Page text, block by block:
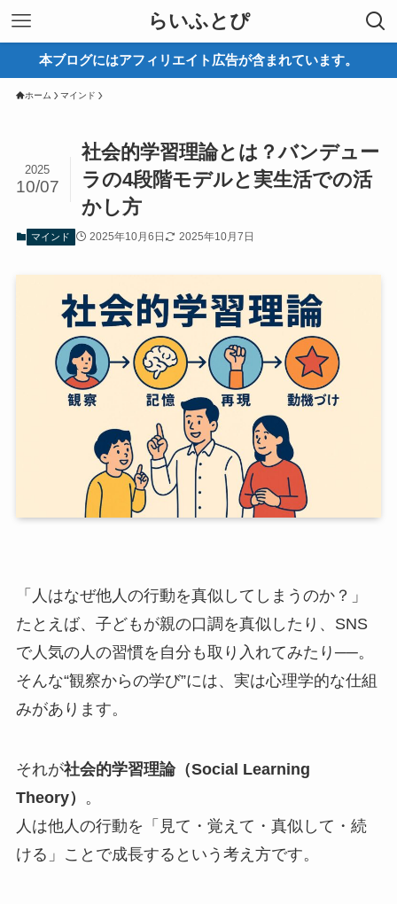
らいふとぴ
本ブログにはアフィリエイト広告が含まれています。
ホーム マインド
社会的学習理論とは？バンデュー
ラの4段階モデルと実生活での活
かし方
2025
10/07
マインド 2025年10月6日 2025年10月7日
「人はなぜ他人の行動を真似してしまうのか？」
たとえば、子どもが親の口調を真似したり、SNS
で人気の人の習慣を自分も取り入れてみたり──。
そんな“観察からの学び”には、実は心理学的な仕組
みがあります。
それが社会的学習理論（Social Learning
Theory）
。
人は他人の行動を「見て・覚えて・真似して・続
ける」ことで成長するという考え方です。